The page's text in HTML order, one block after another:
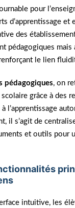
pour
d’apprentissage et
des
pédagogiques mais
le lien
pédagogiques, on
grâce à des
l’apprentissage
il s’agit de
et outils pour
intuitive, les